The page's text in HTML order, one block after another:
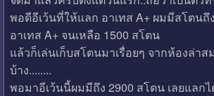
พอดีอีเว้นที่ให้แลก อาเทส A+ ผมมีสโตนถึ
อาเทส A+ จนเหลือ 1500 สโตน
แล้วก็เล่นเก็บสโตนมาเรื่อยๆ จากห้องล่า
บ้าง........
พอมาอีเว้นนี้ผมมีถึง 2900 สโตน เลยแลก